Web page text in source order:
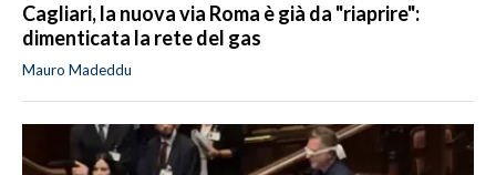
Cagliari, la nuova via Roma è già da "riaprire":
dimenticata la rete del gas
Mauro Madeddu